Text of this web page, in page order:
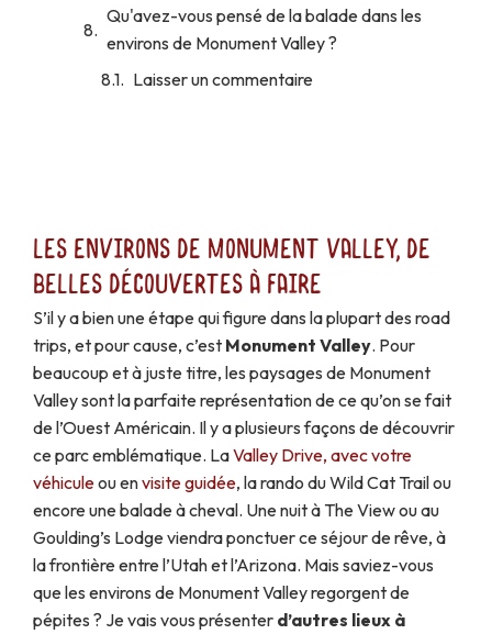
Qu'avez-vous pensé de la balade dans les
environs de Monument Valley ?
Laisser un commentaire
Les environs de Monument Valley, de
belles découvertes à faire
S’il y a bien une étape qui figure dans la plupart des road
trips, et pour cause, c’est Monument Valley. Pour
beaucoup et à juste titre, les paysages de Monument
Valley sont la parfaite représentation de ce qu’on se fait
de l’Ouest Américain. Il y a plusieurs façons de découvrir
ce parc emblématique. LaValley Drive, avec votre
véhiculeou envisite guidée, la rando du Wild Cat Trail ou
encore une balade à cheval. Une nuit à The View ou au
Goulding’s Lodge viendra ponctuer ce séjour de rêve, à
la frontière entre l’Utah et l’Arizona. Mais saviez-vous
que les environs de Monument Valley regorgent de
pépites ? Je vais vous présenter d’autres lieux à